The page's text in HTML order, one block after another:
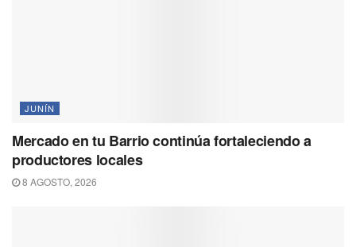
JUNÍN
Mercado en tu Barrio continúa fortaleciendo a
productores locales
8 AGOSTO, 2026